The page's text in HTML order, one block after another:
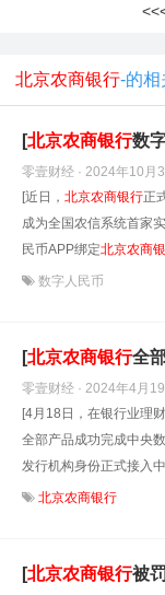
北京农商银行-的相
[北京农商银行数
零壹财经 · 2024年10月
[近日， 北京农商银行正
成为全国农信系统首家
民币APP绑定北京农商
数字人民币
[北京农商银行全
零壹财经 · 2024年4月
[4月18日，在银行业理
全部产品成功完成中央
发行机构身份正式接入
北京农商银行
[北京农商银行被